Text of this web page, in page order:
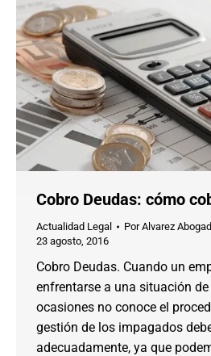
Cobro Deudas: cómo
Actualidad Legal PorAlvarez
23 agosto, 2016
Cobro Deudas. Cuando un
enfrentarse a una situación
ocasiones no conoce el
gestión de los impagados
adecuadamente, ya que